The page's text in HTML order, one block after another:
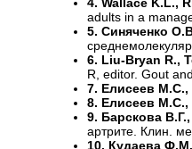
adults in a
5. Синяченко
6. Liu-Bryan R.,
R, editor. Gout
7. Елисеев
8. Елисеев
9. Барскова
артрите. Клин.
10. Кудаева